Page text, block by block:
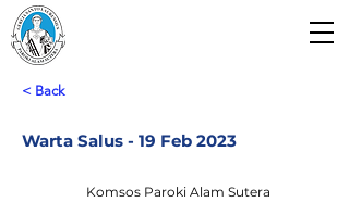
< Back
Warta Salus - 19 Feb 2023
Komsos Paroki Alam Sutera